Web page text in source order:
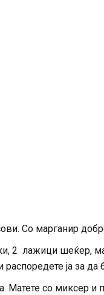
Со марганир
2 лажици шеќер,
распоредете ја за
Матете со миксер и